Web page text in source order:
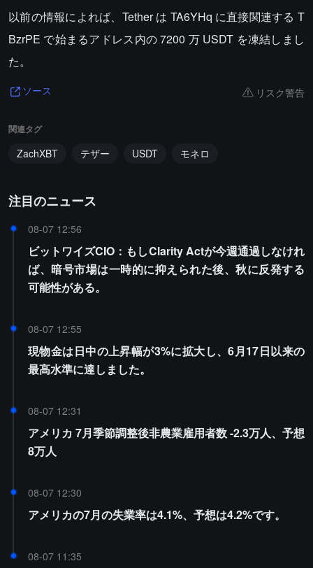
以前の情報によれば、Tether は TA6YHq に直接関連する T
BzrPE で始まるアドレス内の 7200 万 USDT を凍結しまし
た。
ソース リスク警告
関連タグ
ZachXBT テザー USDT モネロ
注目のニュース
08-07 12:56
ビットワイズCIO：もしClarity Actが今週通過しなけれ
ば、暗号市場は一時的に抑えられた後、秋に反発する
可能性がある。
08-07 12:55
現物金は日中の上昇幅が3%に拡大し、6月17日以来の
最高水準に達しました。
08-07 12:31
アメリカ 7月季節調整後非農業雇用者数 -2.3万人、予想
8万人
08-07 12:30
アメリカの7月の失業率は4.1%、予想は4.2%です。
08-07 11:35